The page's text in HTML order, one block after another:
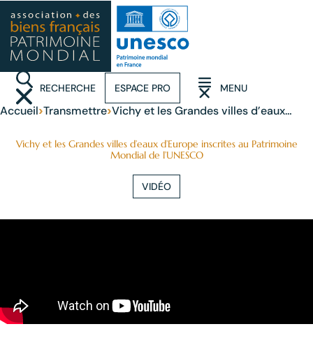
RECHERCHE
(OUVRIR LA RECHERCHE)ESPACE PRO MENU
(OUVRIR LE MENU)
Accueil›Transmettre›Vichy et les Grandes villes d’eaux
Vichy et les Grandes villes d’eaux d’Europe inscrites au Patrimoine
Mondial de l’UNESCO
VIDÉO